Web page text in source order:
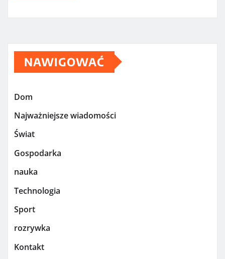
NAWIGOWAĆ
Dom
Najważniejsze wiadomości
Świat
Gospodarka
nauka
Technologia
Sport
rozrywka
Kontakt